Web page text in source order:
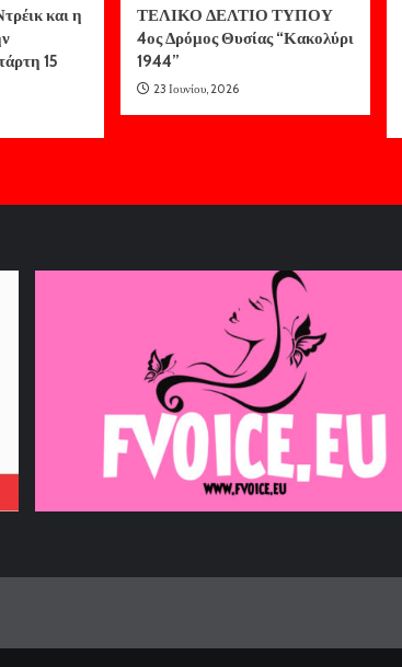
και η
15
ΤΕΛΙΚΟ ΔΕΛΤΙΟ ΤΥΠΟΥ
4ος Δρόμος Θυσίας “Κακολύρι
1944”
23 Ιουνίου, 2026